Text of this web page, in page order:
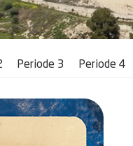
Periode 3 Periode 4